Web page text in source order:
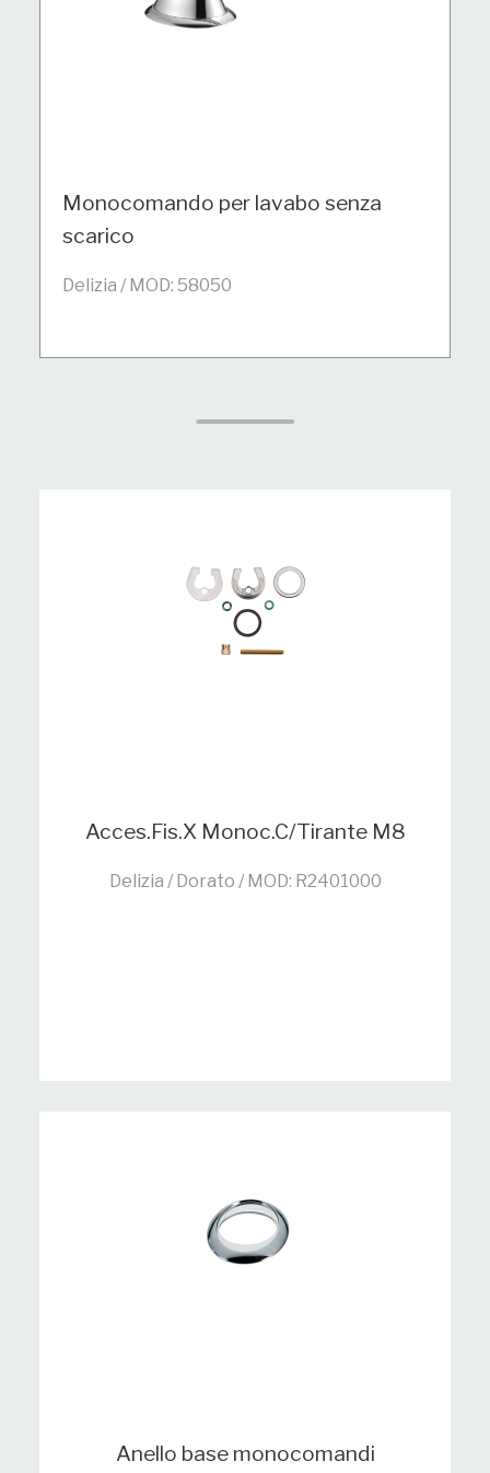
Monocomando per lavabo senza
scarico
Delizia / MOD: 58050
Acces.Fis.X Monoc.C/Tirante M8
Delizia / Dorato / MOD: R2401000
Anello base monocomandi